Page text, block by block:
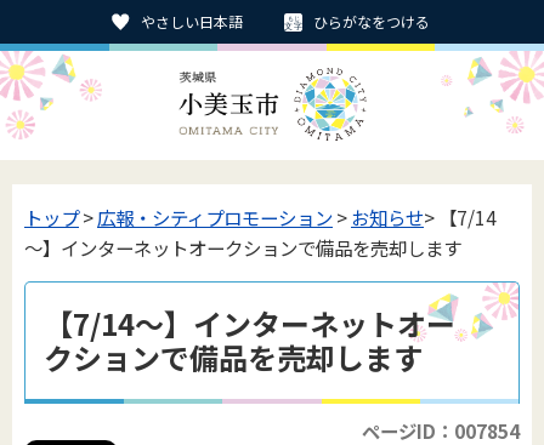
やさしい日本語 ひらがなをつける
トップ>広報・シティプロモーション>お知らせ> 【7/14
～】インターネットオークションで備品を売却します
【7/14～】インターネットオー
クションで備品を売却します
ページID：007854